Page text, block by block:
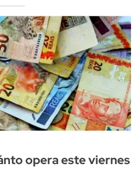
opera este viernes